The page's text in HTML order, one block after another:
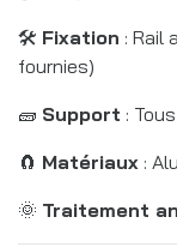
🛠️ Fixation : Rail
fournies)
🧱 Support :
🧲 Matériaux :
🌞 Traitement